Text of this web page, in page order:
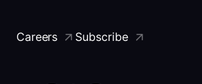
Careers Subscribe